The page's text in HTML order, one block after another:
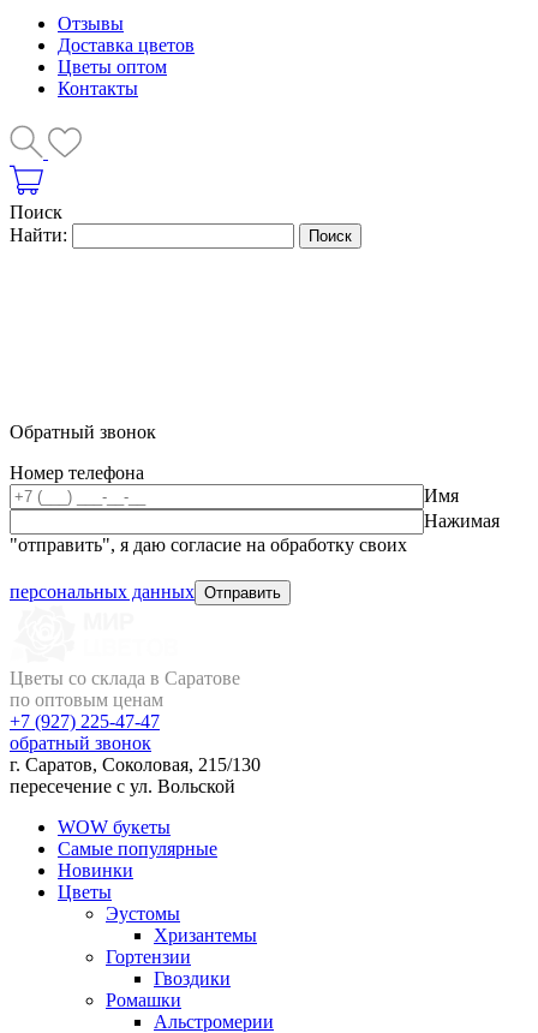
Отзывы
Доставка цветов
Цветы оптом
Контакты
Поиск
Найти:
Обратный звонок
Номер телефона
Имя
Нажимая
"отправить", я даю согласие на обработку своих
персональных данных
Цветы со склада в Саратове
по оптовым ценам
+7 (927) 225-47-47
обратный звонок
г. Саратов, Соколовая, 215/130
пересечение с ул. Вольской
WOW букеты
Самые популярные
Новинки
Цветы
Эустомы
Хризантемы
Гортензии
Гвоздики
Ромашки
Альстромерии